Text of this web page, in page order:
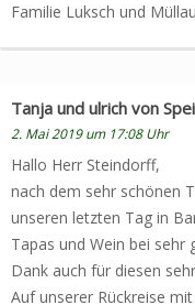
Familie Luksch und
Tanja und ulrich von
2. Mai 2019 um 17:08 Uhr
Hallo Herr Steindorff,
nach dem sehr schönen
unseren letzten Tag in
Tapas und Wein bei sehr
Dank auch für diesen
Auf unserer Rückreise